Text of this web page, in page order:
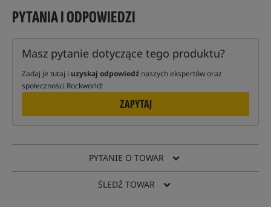
PYTANIA I ODPOWIEDZI
Masz pytanie dotyczące tego produktu?
Zadaj je tutaj i uzyskaj odpowiedź naszych ekspertów oraz
społeczności Rockworld!
ZAPYTAJ
PYTANIE O TOWAR
ŚLEDŹ TOWAR